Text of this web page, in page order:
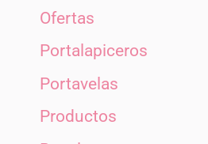
Ofertas
Portalapiceros
Portavelas
Productos